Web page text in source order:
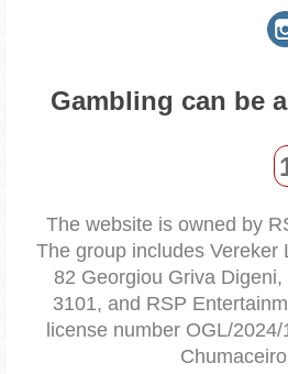
Gambling can be
The website is owned by
The group includes Vereker
82 Georgiou Griva
3101, and RSP
license number OGL/